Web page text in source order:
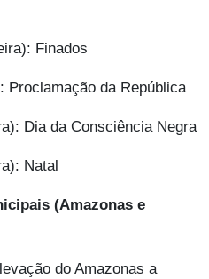
Finados
Proclamação da República
Dia da Consciência Negra
Natal
(Amazonas e
do Amazonas a